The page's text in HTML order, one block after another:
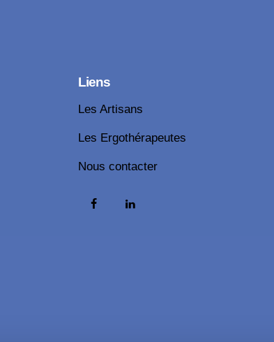
Liens
Les Artisans
Les Ergothérapeutes
Nous contacter